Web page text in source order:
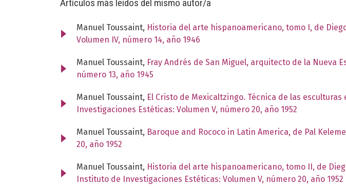
Artículos más leídos del mismo autor/a
Manuel Toussaint, Historia del arte hispanoamericano, tomo I, de
Volumen IV, número 14, año 1946
Manuel Toussaint, Fray Andrés de San Miguel, arquitecto de la Nueva
número 13, año 1945
Manuel Toussaint, El Cristo de Mexicaltzingo. Técnica de las
Investigaciones Estéticas: Volumen V, número 20, año 1952
Manuel Toussaint, Baroque and Rococo in Latin America, de Pal
20, año 1952
Manuel Toussaint, Historia del arte hispanoamericano, tomo II, de
Instituto de Investigaciones Estéticas: Volumen V, número 20, año 1952